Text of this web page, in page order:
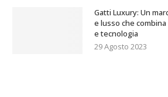
Gatti Luxury: Un
e lusso che
e tecnologia
29 Agosto 2023